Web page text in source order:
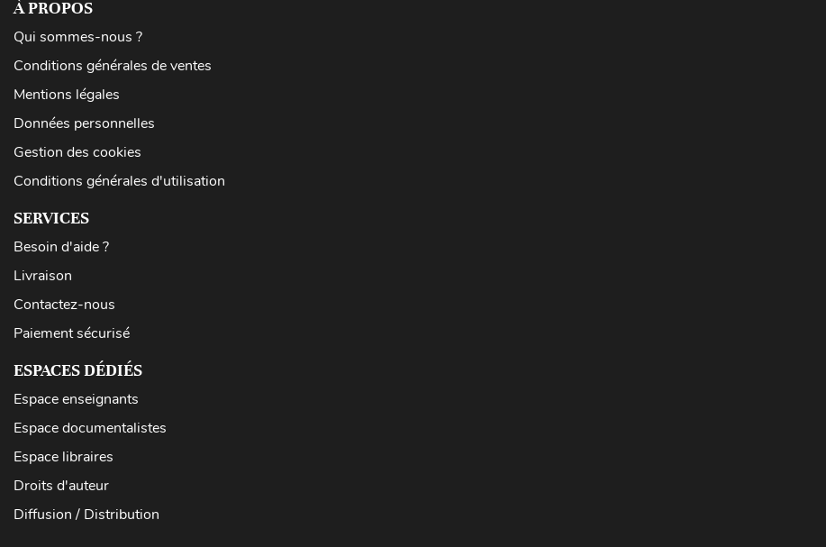
À PROPOS
Qui sommes-nous ?
Conditions générales de ventes
Mentions légales
Données personnelles
Gestion des cookies
Conditions générales d'utilisation
SERVICES
Besoin d'aide ?
Livraison
Contactez-nous
Paiement sécurisé
ESPACES DÉDIÉS
Espace enseignants
Espace documentalistes
Espace libraires
Droits d'auteur
Diffusion / Distribution